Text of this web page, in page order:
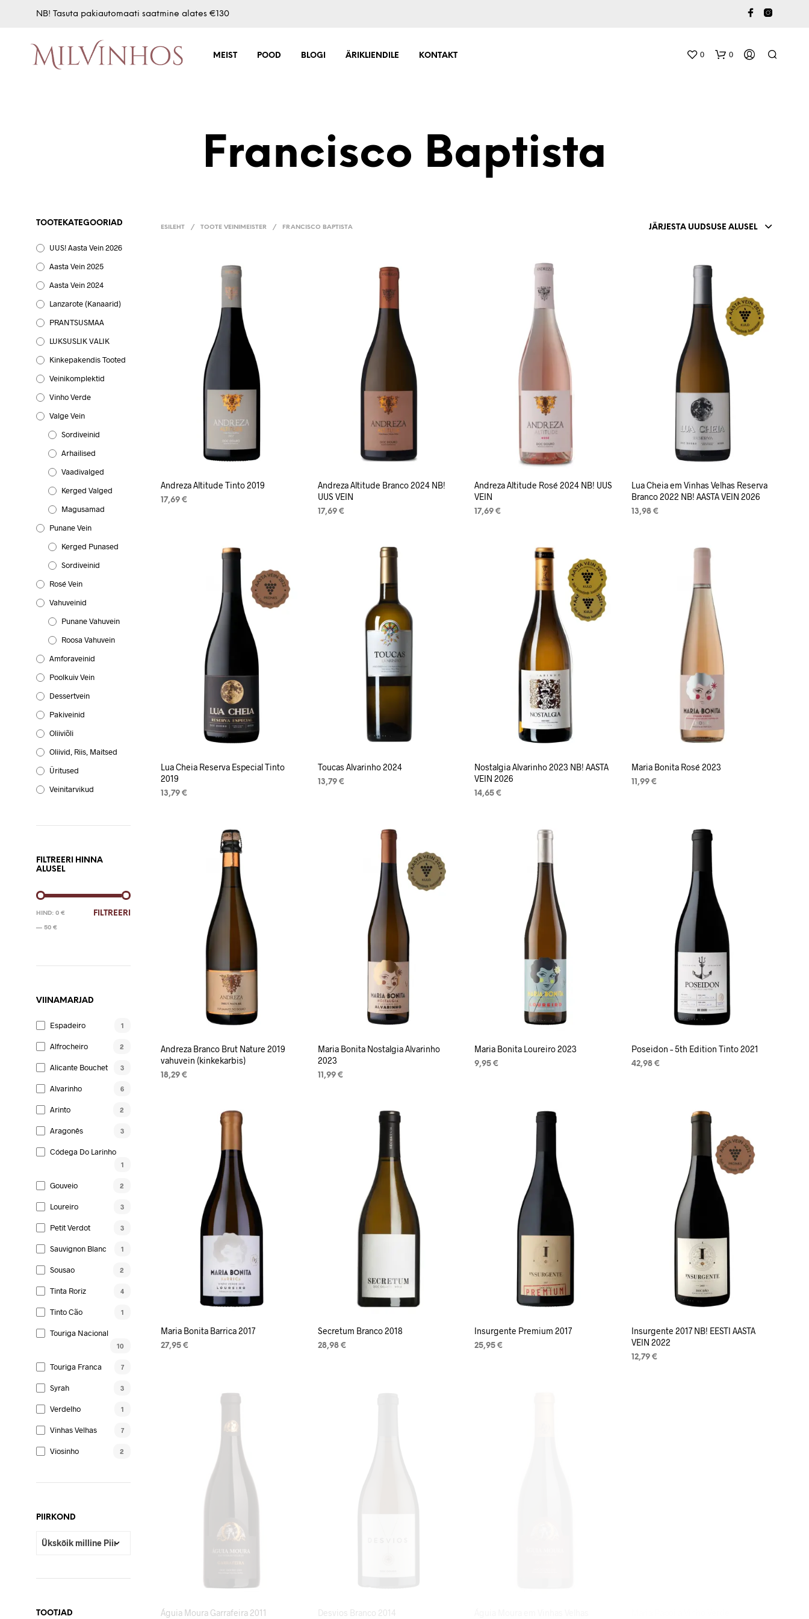
NB! Tasuta pakiautomaati saatmine alates €130
MEIST POOD BLOGI ÄRIKLIENDILE KONTAKT 0 0
S
E
I
O
Francisco Baptista
TOOTEKATEGOORIAD
UUS! Aasta Vein 2026
Aasta Vein 2025
Aasta Vein 2024
Lanzarote (Kanaarid)
PRANTSUSMAA
LUKSUSLIK VALIK
Kinkepakendis Tooted
Veinikomplektid
Vinho Verde
Valge Vein
Sordiveinid
Arhailised
Vaadivalged
Kerged Valged
Magusamad
Punane Vein
Kerged Punased
Sordiveinid
Rosé Vein
Vahuveinid
Punane Vahuvein
Roosa Vahuvein
Amforaveinid
Poolkuiv Vein
Dessertvein
Pakiveinid
Oliiviõli
Oliivid, Riis, Maitsed
Üritused
Veinitarvikud
FILTREERI HINNA
ALUSEL
MINIMAALNE
HIND
MAKSIMAALNE
HIND
FILTREERI
HIND: 0 €
— 50 €
VIINAMARJAD
Espadeiro 1
Alfrocheiro 2
Alicante Bouchet 3
Alvarinho 6
Arinto 2
Aragonês 3
Códega Do Larinho
1
Gouveio 2
Loureiro 3
Petit Verdot 3
Sauvignon Blanc 1
Sousao 2
Tinta Roriz 4
Tinto Cão 1
Touriga Nacional
10
Touriga Franca 7
Syrah 3
Verdelho 1
Vinhas Velhas 7
Viosinho 2
PIIRKOND
TOOTJAD
ESILEHT / TOOTE VEINIMEISTER / FRANCISCO BAPTISTA JÄRJESTA UUDSUSE ALUSEL
Andreza Altitude Tinto 2019
17,69€
Andreza Altitude Branco 2024 NB!
UUS VEIN
17,69 €
Andreza Altitude Rosé 2024 NB! UUS
VEIN
17,69€
Lua Cheia em Vinhas Velhas Reserva
Branco 2022 NB! AASTA VEIN 2026
13,98 €
Lua Cheia Reserva Especial Tinto
2019
13,79€
Toucas Alvarinho 2024
13,79 €
Nostalgia Alvarinho 2023 NB! AASTA
VEIN 2026
14,65€
Maria Bonita Rosé 2023
11,99 €
Andreza Branco Brut Nature 2019
vahuvein (kinkekarbis)
18,29€
Maria Bonita Nostalgia Alvarinho
2023
11,99 €
Maria Bonita Loureiro 2023
9,95€
Poseidon – 5th Edition Tinto 2021
42,98 €
Maria Bonita Barrica 2017
27,95€
Secretum Branco 2018
28,98 €
Insurgente Premium 2017
25,95€
Insurgente 2017 NB! EESTI AASTA
VEIN 2022
12,79 €
Águia Moura Garrafeira 2011 Desvios Branco 2014